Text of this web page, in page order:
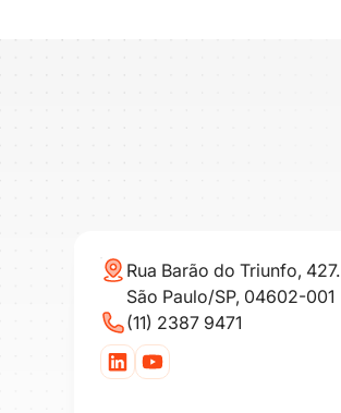
Rua Barão do Triunfo,
São Paulo/SP, 04602-001
(11) 2387 9471